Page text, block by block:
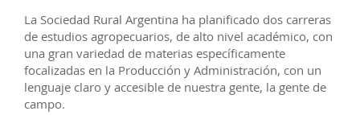
La Sociedad Rural Argentina ha planificado dos carreras
de estudios agropecuarios, de alto nivel académico, con
una gran variedad de materias específicamente
focalizadas en la Producción y Administración, con un
lenguaje claro y accesible de nuestra gente, la gente de
campo.